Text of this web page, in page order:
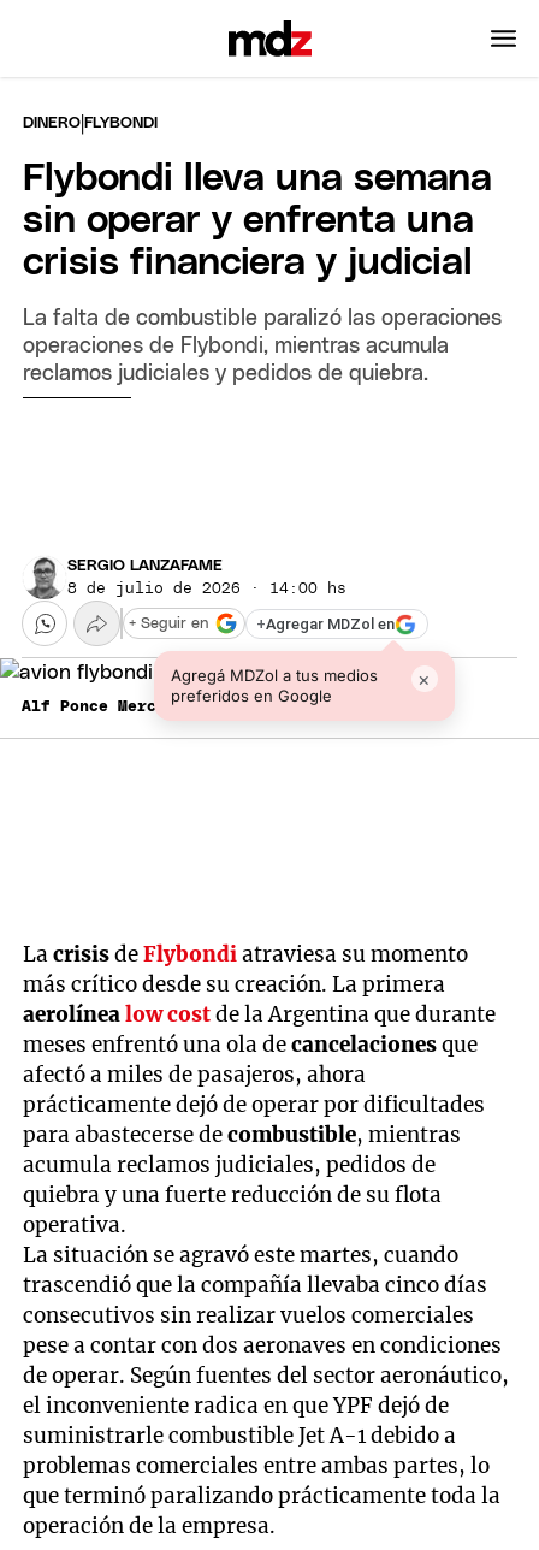
DINERO |FLYBONDI
Flybondi lleva una semana
sin operar y enfrenta una
crisis financiera y judicial
La falta de combustible paralizó las operaciones
operaciones de Flybondi, mientras acumula
reclamos judiciales y pedidos de quiebra.
SERGIO LANZAFAME
8 de julio de 2026 · 14:00 hs
+Agregar MDZol en
Agregá MDZol a tus medios
preferidos en Google
×
+ Seguir en
Alf Ponce Mercado / MDZ
LacrisisdeFlybondiatraviesa su momento
más crítico desde su creación. La primera
aerolínealow costde la Argentina que durante
meses enfrentó una ola decancelacionesque
afectó a miles de pasajeros, ahora
prácticamente dejó de operar por dificultades
para abastecerse decombustible, mientras
acumula reclamos judiciales, pedidos de
quiebra y una fuerte reducción de su flota
operativa.
La situación se agravó este martes, cuando
trascendió que la compañía llevaba cinco días
consecutivos sin realizar vuelos comerciales
pese a contar con dos aeronaves en condiciones
de operar. Según fuentes del sector aeronáutico,
el inconveniente radica en que YPF dejó de
suministrarle combustible Jet A-1 debido a
problemas comerciales entre ambas partes, lo
que terminó paralizando prácticamente toda la
operación de la empresa.